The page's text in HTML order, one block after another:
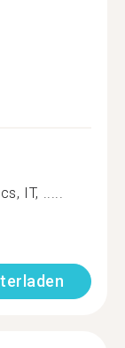
IT, .....